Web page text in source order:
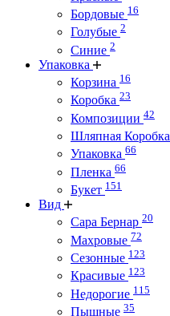
Бордовые 16
Голубые 2
Синие 2
Упаковка
Корзина 16
Коробка 23
Композиции 42
Шляпная Коробка
Упаковка 66
Пленка 66
Букет 151
Вид
Сара Бернар 20
Махровые 72
Сезонные 123
Красивые 123
Недорогие 115
Пышные 35